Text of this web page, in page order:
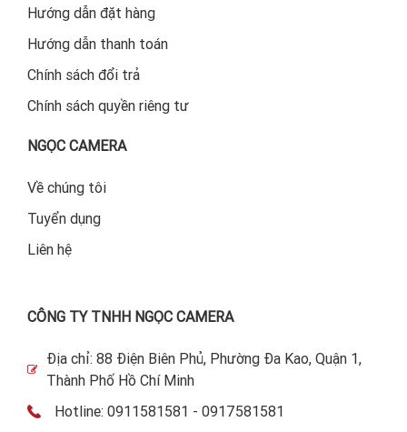
Hướng dẫn đặt hàng
Hướng dẫn thanh toán
Chính sách đổi trả
Chính sách quyền riêng tư
NGỌC CAMERA
Về chúng tôi
Tuyển dụng
Liên hệ
CÔNG TY TNHH NGỌC CAMERA
Địa chỉ: 88 Điện Biên Phủ, Phường Đa Kao, Quận 1,
Thành Phố Hồ Chí Minh
Hotline: 0911581581 - 0917581581